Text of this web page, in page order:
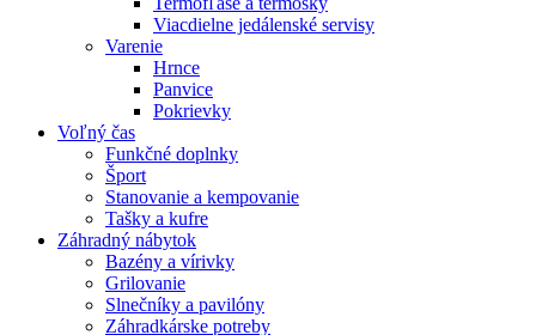
Viacdielne jedálenské servisy
Varenie
Hrnce
Panvice
Pokrievky
Voľný čas
Funkčné doplnky
Šport
Stanovanie a kempovanie
Tašky a kufre
Záhradný nábytok
Bazény a vírivky
Grilovanie
Slnečníky a pavilóny
Záhradkárske potreby